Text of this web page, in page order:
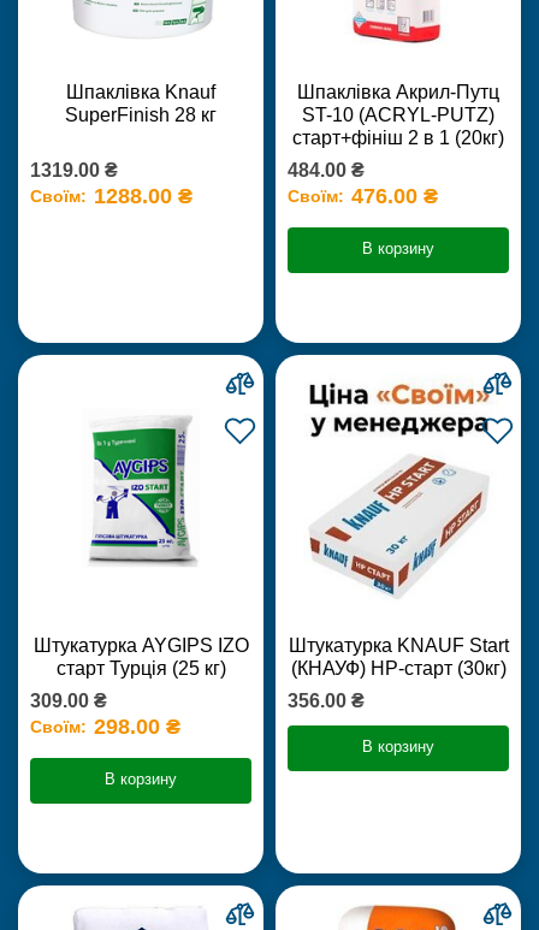
Шпаклівка Knauf
SuperFinish 28 кг
1319.00 ₴
Своїм: 1288.00 ₴
Шпаклівка Акрил-Путц
ST-10 (ACRYL-PUTZ)
старт+фініш 2 в 1 (20кг)
484.00 ₴
Своїм: 476.00 ₴
В корзину
Штукатурка AYGIPS IZO
старт Турція (25 кг)
309.00 ₴
Своїм: 298.00 ₴
В корзину
Штукатурка KNAUF Start
(КНАУФ) НР-старт (30кг)
356.00 ₴
В корзину